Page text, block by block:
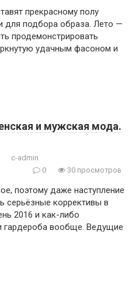
прекрасному полу
подбора образа. Лето —
продемонстрировать
удачным фасоном и
и мужская мода.
c-admin
0
30 просмотров
поэтому даже наступление
серьёзные коррективы в
2016 и как-либо
гардероба вообще. Ведущие